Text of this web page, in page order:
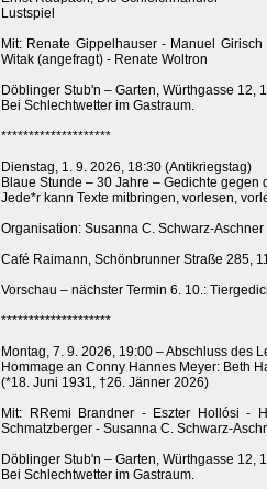
Lustspiel
Mit: Renate Gippelhauser - Manuel
Witak (angefragt) - Renate Woltron
Döblinger Stub'n – Garten, Würthgasse 12,
Bei Schlechtwetter im Gastraum.
********************
Dienstag, 1. 9. 2026, 18:30 (Antikriegstag)
Blaue Stunde – 30 Jahre – Gedichte gegen
Jede*r kann Texte mitbringen, vorlesen,
Organisation: Susanna C. Schwarz-Aschner
Café Raimann, Schönbrunner Straße 285,
Vorschau – nächster Termin 6. 10.:
********************
Montag, 7. 9. 2026, 19:00 – Abschluss des
Hommage an Conny Hannes Meyer: Beth
(*18. Juni 1931, †26. Jänner 2026)
Mit: RRemi Brandner - Eszter Hollósi -
Schmatzberger - Susanna C. Schwarz-
Döblinger Stub'n – Garten, Würthgasse 12,
Bei Schlechtwetter im Gastraum.